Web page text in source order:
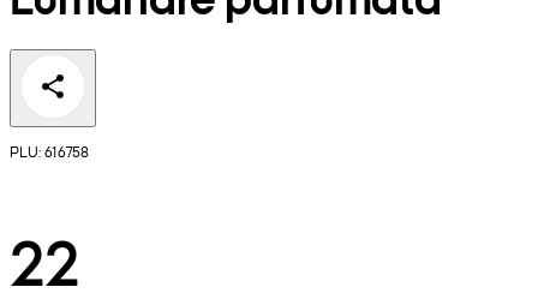
PLU: 616758
22